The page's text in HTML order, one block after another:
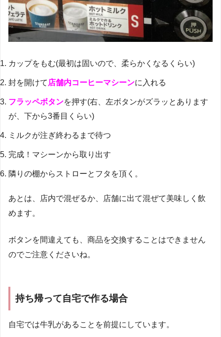
カップをもむ(最初は固いので、柔らかくなるくらい)
封を開けて 店舗内コーヒーマシーンに入れる
フラッペボタンを押す(右、左ボタンがズラッとあります
が、下から3番目くらい)
ミルクが注ぎ終わるまで待つ
完成！マシーンから取り出す
隣りの棚からストローとフタを頂く。
あとは、店内で混ぜるか、店舗に出て混ぜて美味しく飲
めます。
ボタンを間違えても、商品を交換することはできません
のでご注意くださいね。
持ち帰って自宅で作る場合
自宅では牛乳があることを前提にしています。